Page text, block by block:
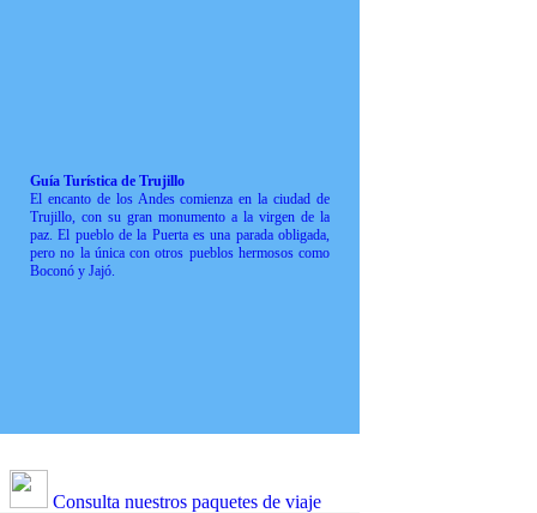
Guía Turística de Trujillo
El encanto de los Andes comienza en la ciudad de
Trujillo, con su gran monumento a la virgen de la
paz. El pueblo de la Puerta es una parada obligada,
pero no la única con otros pueblos hermosos como
Boconó y Jajó.
Consulta nuestros paquetes de viaje